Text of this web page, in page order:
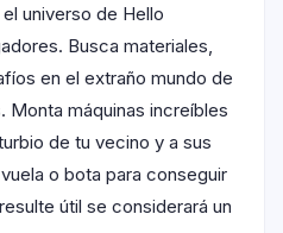
universo de Hello
Busca materiales,
en el extraño mundo de
Monta máquinas increíbles
de tu vecino y a sus
o bota para conseguir
útil se considerará un